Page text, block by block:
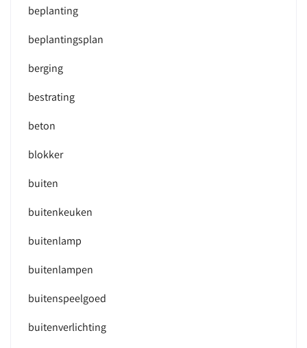
beplanting
beplantingsplan
berging
bestrating
beton
blokker
buiten
buitenkeuken
buitenlamp
buitenlampen
buitenspeelgoed
buitenverlichting